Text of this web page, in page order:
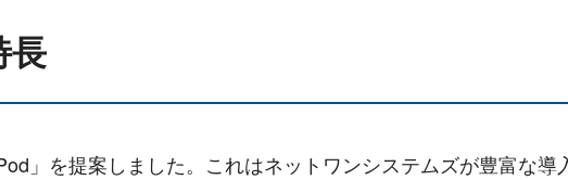
長
」を提案しました。これはネットワンシステムズが豊富な